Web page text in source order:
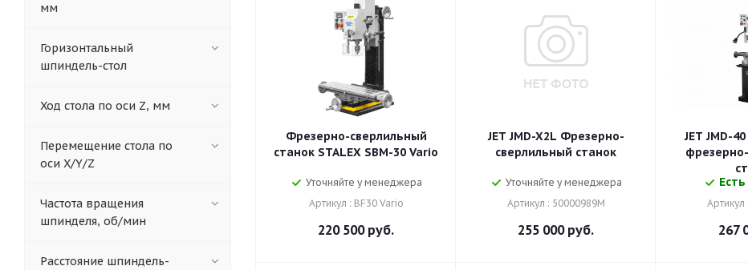
Фрезерно-сверлильный
станок STALEX SBM-30 Vario
Уточняйте у менеджера
Артикул : BF30 Vario
220 500руб.
JET JMD-X2L Фрезерно-
сверлильный станок
Уточняйте у менеджера
Артикул : 50000989M
255 000руб.
JET JMD-
Артикул
267
мм
Горизонтальный
шпиндель-стол
Ход стола по оси Z, мм
Перемещение стола по
оси X/Y/Z
Частота вращения
шпинделя, об/мин
Расстояние шпиндель-